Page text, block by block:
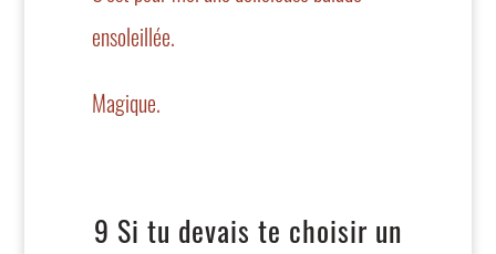
ensoleillée.
Magique.
9 Si tu devais te choisir un